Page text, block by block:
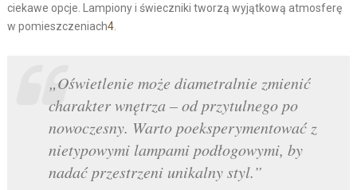
ciekawe opcje. Lampiony i świeczniki tworzą wyjątkową atmosferę
w pomieszczeniach4.
„Oświetlenie może diametralnie zmienić
charakter wnętrza – od przytulnego po
nowoczesny. Warto poeksperymentować z
nietypowymi lampami podłogowymi, by
nadać przestrzeni unikalny styl.”